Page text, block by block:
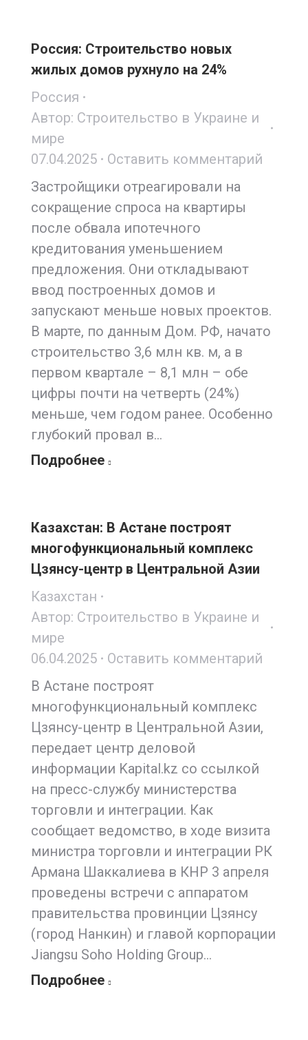
Россия: Строительство новых
жилых домов рухнуло на 24%
Россия
Автор: Строительство в Украине и
мире
07.04.2025
Оставить комментарий
Застройщики отреагировали на
сокращение спроса на квартиры
после обвала ипотечного
кредитования уменьшением
предложения. Они откладывают
ввод построенных домов и
запускают меньше новых проектов.
В марте, по данным Дом. РФ, начато
строительство 3,6 млн кв. м, а в
первом квартале – 8,1 млн – обе
цифры почти на четверть (24%)
меньше, чем годом ранее. Особенно
глубокий провал в…
Подробнее
Казахстан: В Астане построят
многофункциональный комплекс
Цзянсу-центр в Центральной Азии
Казахстан
Автор: Строительство в Украине и
мире
06.04.2025
Оставить комментарий
В Астане построят
многофункциональный комплекс
Цзянсу-центр в Центральной Азии,
передает центр деловой
информации Kapital.kz со ссылкой
на пресс-службу министерства
торговли и интеграции. Как
сообщает ведомство, в ходе визита
министра торговли и интеграции РК
Армана Шаккалиева в КНР 3 апреля
проведены встречи с аппаратом
правительства провинции Цзянсу
(город Нанкин) и главой корпорации
Jiangsu Soho Holding Group…
Подробнее